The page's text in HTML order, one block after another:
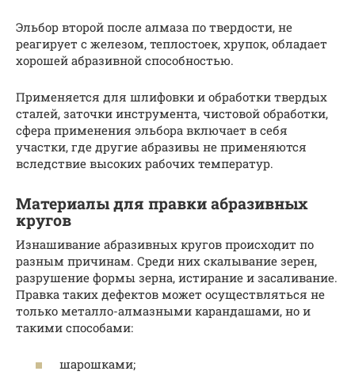
Эльбор второй после алмаза по твердости, не
реагирует с железом, теплостоек, хрупок, обладает
хорошей абразивной способностью.
Применяется для шлифовки и обработки твердых
сталей, заточки инструмента, чистовой обработки,
сфера применения эльбора включает в себя
участки, где другие абразивы не применяются
вследствие высоких рабочих температур.
Материалы для правки абразивных
кругов
Изнашивание абразивных кругов происходит по
разным причинам. Среди них скалывание зерен,
разрушение формы зерна, истирание и засаливание.
Правка таких дефектов может осуществляться не
только металло-алмазными карандашами, но и
такими способами:
шарошками;